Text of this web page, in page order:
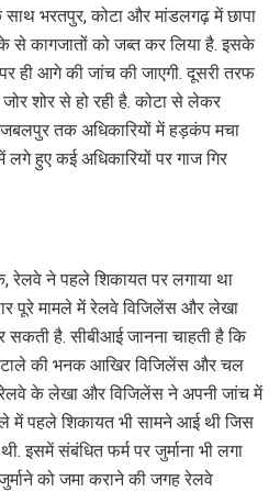
भरतपुर, कोटा और मांडलगढ़ में छापा
से कागजातों को जब्त कर लिया है. इसके
ही आगे की जांच की जाएगी. दूसरी तरफ
जोर शोर से हो रही है. कोटा से लेकर
तक अधिकारियों में हड़कंप मचा
हुए कई अधिकारियों पर गाज गिर
रेलवे ने पहले शिकायत पर लगाया था
पूरे मामले में रेलवे विजिलेंस और लेखा
सकती है. सीबीआई जानना चाहती है कि
की भनक आखिर विजिलेंस और चल
रेलवे के लेखा और विजिलेंस ने अपनी जांच में
में पहले शिकायत भी सामने आई थी जिस
इसमें संबंधित फर्म पर जुर्माना भी लगा
को जमा कराने की जगह रेलवे